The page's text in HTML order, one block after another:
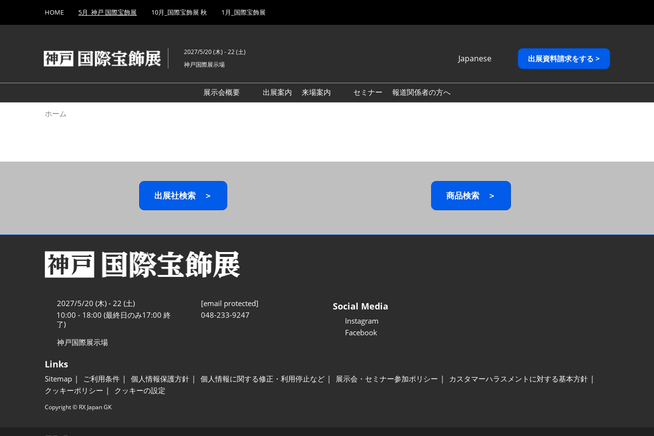
キ
し
て
to
HOME 5月_神戸 国際宝飾展 10月_国際宝飾展 秋 1月_国際宝飾展
2027/5/20 (木) - 22 (土)
神戸国際展示場
Japanese
English
繁體中文
出展資料請求をする >
展示会概要
出展案内
来場案内
セミナー 報道関係者の方へ
ホーム
出展社検索 ＞ 商品検索 ＞
2027/5/20 (木) - 22 (土)
10:00 - 18:00 (最終日のみ17:00 終
了)
神戸国際展示場
[email protected]
048-233-9247
Social Media
Instagram
Facebook
Links
Sitemap ご利用条件 個人情報保護方針 個人情報に関する修正・利用停止など 展示会・セミナー参加ポリシー
カスタマーハラスメントに対する基本方針
クッキーポリシー
クッキーの設定
Copyright © RX Japan GK